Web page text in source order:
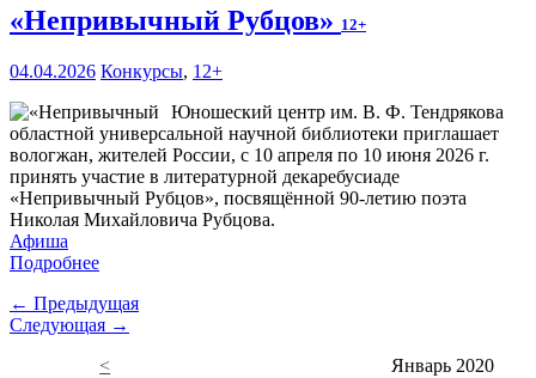
«Непривычный Рубцов» 12+
04.04.2026 Конкурсы, 12+
Юношеский центр им. В. Ф. Тендрякова
областной универсальной научной библиотеки приглашает
вологжан, жителей России, с 10 апреля по 10 июня 2026 г.
принять участие в литературной декаребусиаде
«Непривычный Рубцов», посвящённой 90-летию поэта
Николая Михайловича Рубцова.
Афиша
Подробнее
← Предыдущая
Следующая →
<
Январь 2020